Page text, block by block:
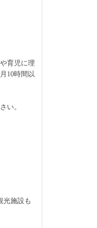
育児に理
10時間以
い。
光施設も